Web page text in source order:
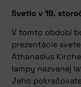
Svetlo v 19.
V tomto období
prezentácie
Athanasius
lampy nazvanej
Jeho